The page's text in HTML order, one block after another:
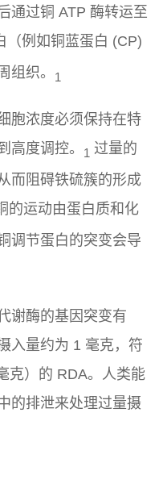
通过铜 ATP 酶转运至
（例如铜蓝蛋白 (CP)
组织。
1
胞浓度必须保持在特
高度调控。
1 过量的
而阻碍铁硫簇的形成
的运动由蛋白质和化
调节蛋白的突变会导
谢酶的基因突变有
入量约为 1 毫克，符
克）的 RDA。人类能
的排泄来处理过量摄